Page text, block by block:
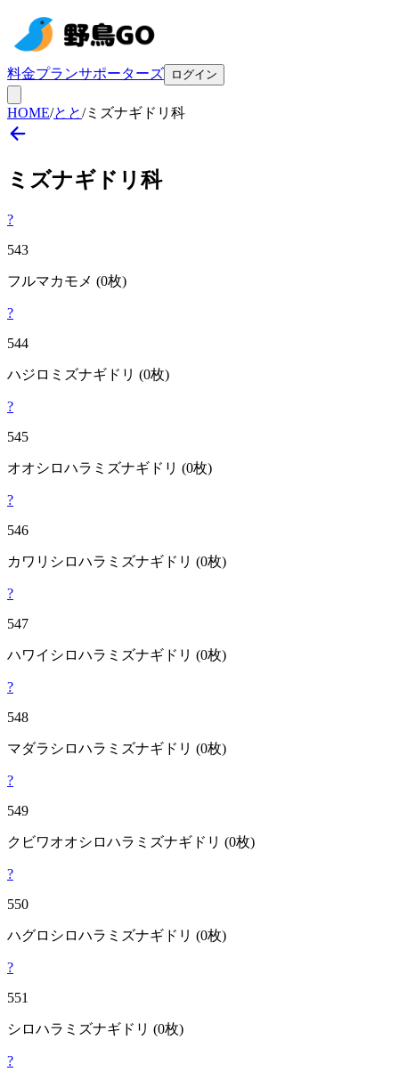
料金プランサポーターズ ログイン
HOME/とと/ミズナギドリ科
ミズナギドリ 科
?
543
フルマカモメ (0枚)
?
544
ハジロミズナギドリ (0枚)
?
545
オオシロハラミズナギドリ (0枚)
?
546
カワリシロハラミズナギドリ (0枚)
?
547
ハワイシロハラミズナギドリ (0枚)
?
548
マダラシロハラミズナギドリ (0枚)
?
549
クビワオオシロハラミズナギドリ (0枚)
?
550
ハグロシロハラミズナギドリ (0枚)
?
551
シロハラミズナギドリ (0枚)
?